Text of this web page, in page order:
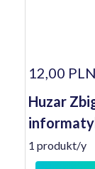
12,00 PLN
Huzar
1 produkt/y